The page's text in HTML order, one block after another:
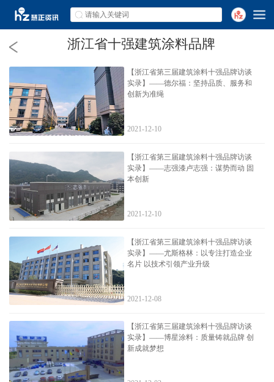
浙江省十强建筑涂料品牌
【浙江省第三届建筑涂料十强品牌访谈
实录】——德尔福：坚持品质、服务和
创新为准绳
2021-12-10
【浙江省第三届建筑涂料十强品牌访谈
实录】——志强漆卢志强：谋势而动 固
本创新
2021-12-10
【浙江省第三届建筑涂料十强品牌访谈
实录】——尤斯格林：以专注打造企业
名片 以技术引领产业升级
2021-12-08
【浙江省第三届建筑涂料十强品牌访谈
实录】——博星涂料：质量铸就品牌 创
新成就梦想